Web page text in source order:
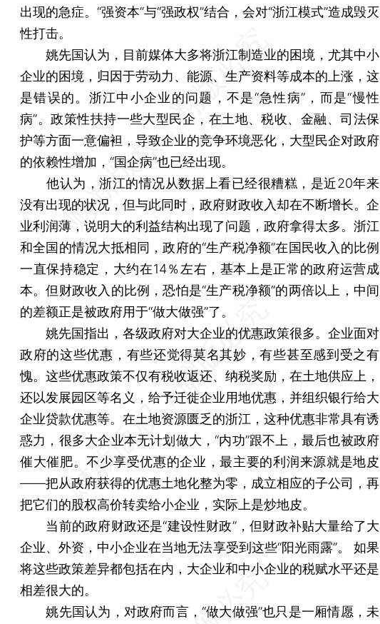
出现的急症。“强资本”与“强政权”结合，会对“浙江模式”造成毁灭
性打击。
姚先国认为，目前媒体大多将浙江制造业的困境，尤其中小
企业的困境，归因于劳动力、能源、生产资料等成本的上涨，这
是错误的。浙江中小企业的问题，不是“急性病”，而是“慢性
病”。政策性扶持一些大型民企，在土地、税收、金融、司法保
护等方面一意偏袒，导致企业的竞争环境恶化，大型民企对政府
的依赖性增加，“国企病”也已经出现。
他认为，浙江的情况从数据上看已经很糟糕，是近20年来
没有出现的状况，但与此同时，政府财政收入却在不断增长。企
业利润薄，说明大的利益结构出现了问题，政府拿得太多。浙江
和全国的情况大抵相同，政府的“生产税净额”在国民收入的比例
一直保持稳定，大约在14％左右，基本上是正常的政府运营成
本。但财政收入的比例，恐怕是“生产税净额”的两倍以上，中间
的差额正是被政府用于“做大做强”了。
姚先国指出，各级政府对大企业的优惠政策很多。企业面对
政府的这些优惠，有些还觉得莫名其妙，有些甚至感到受之有
愧。这些优惠政策不仅有税收返还、纳税奖励，在土地供应上，
还以发展园区等名义，给予迁徙企业用地优惠，并组织银行给大
企业贷款优惠等。在土地资源匮乏的浙江，这种优惠非常具有诱
惑力，很多大企业本无计划做大，“内功”跟不上，最后也被政府
催大催肥。不少享受优惠的企业，最主要的利润来源就是地皮
——把从政府获得的优惠土地化整为零，成立相应的子公司，再
把它们的股权高价转卖给小企业，实际上是炒地皮。
当前的政府财政还是“建设性财政”，但财政补贴大量给了大
企业、外资，中小企业在当地无法享受到这些“阳光雨露”。 如果
将这些政策差异都包括在内，大企业和中小企业的税赋水平还是
相差很大的。
姚先国认为，对政府而言，“做大做强”也只是一厢情愿，未